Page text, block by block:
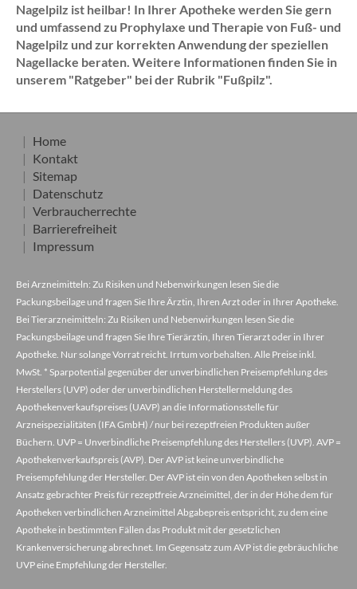
Nagelpilz ist heilbar! In Ihrer Apotheke werden Sie gern
und umfassend zu Prophylaxe und Therapie von Fuß- und
Nagelpilz und zur korrekten Anwendung der speziellen
Nagellacke beraten. Weitere Informationen finden Sie in
unserem "Ratgeber" bei der Rubrik "Fußpilz".
Home
Kontakt
Sitemap
Datenschutz
Verbraucherrechte
Barrierefreiheit
Impressum
Bei Arzneimitteln: Zu Risiken und Nebenwirkungen lesen Sie die
Packungsbeilage und fragen Sie Ihre Ärztin, Ihren Arzt oder in Ihrer Apotheke.
Bei Tierarzneimitteln: Zu Risiken und Nebenwirkungen lesen Sie die
Packungsbeilage und fragen Sie Ihre Tierärztin, Ihren Tierarzt oder in Ihrer
Apotheke. Nur solange Vorrat reicht. Irrtum vorbehalten. Alle Preise inkl.
MwSt. * Sparpotential gegenüber der unverbindlichen Preisempfehlung des
Herstellers (UVP) oder der unverbindlichen Herstellermeldung des
Apothekenverkaufspreises (UAVP) an die Informationsstelle für
Arzneispezialitäten (IFA GmbH) / nur bei rezeptfreien Produkten außer
Büchern. UVP = Unverbindliche Preisempfehlung des Herstellers (UVP). AVP =
Apothekenverkaufspreis (AVP). Der AVP ist keine unverbindliche
Preisempfehlung der Hersteller. Der AVP ist ein von den Apotheken selbst in
Ansatz gebrachter Preis für rezeptfreie Arzneimittel, der in der Höhe dem für
Apotheken verbindlichen Arzneimittel Abgabepreis entspricht, zu dem eine
Apotheke in bestimmten Fällen das Produkt mit der gesetzlichen
Krankenversicherung abrechnet. Im Gegensatz zum AVP ist die gebräuchliche
UVP eine Empfehlung der Hersteller.